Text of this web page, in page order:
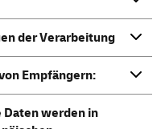
der Verarbeitung
Empfängern:
werden in